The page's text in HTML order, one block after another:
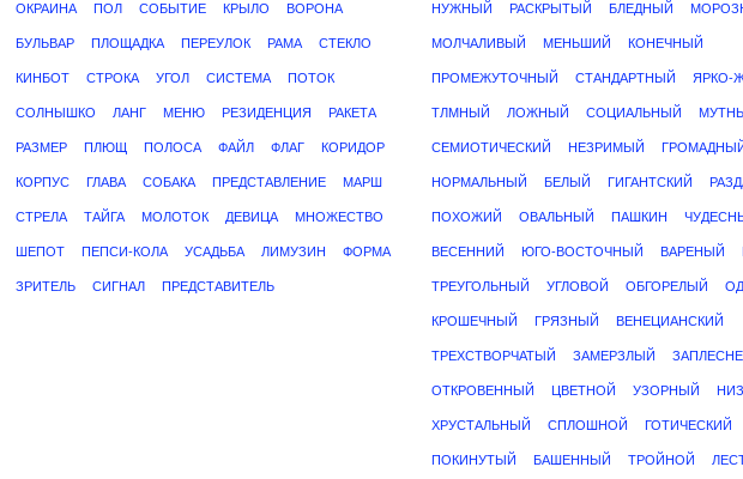
ОКРАИНА ПОЛ СОБЫТИЕ КРЫЛО ВОРОНА
БУЛЬВАР ПЛОЩАДКА ПЕРЕУЛОК РАМА СТЕКЛО
КИНБОТ СТРОКА УГОЛ СИСТЕМА ПОТОК
СОЛНЫШКО ЛАНГ МЕНЮ РЕЗИДЕНЦИЯ РАКЕТА
РАЗМЕР ПЛЮЩ ПОЛОСА ФАЙЛ ФЛАГ КОРИДОР
КОРПУС ГЛАВА СОБАКА ПРЕДСТАВЛЕНИЕ МАРШ
СТРЕЛА ТАЙГА МОЛОТОК ДЕВИЦА МНОЖЕСТВО
ШЕПОТ ПЕПСИ-КОЛА УСАДЬБА ЛИМУЗИН ФОРМА
ЗРИТЕЛЬ СИГНАЛ ПРЕДСТАВИТЕЛЬ
НУЖНЫЙ РАСКРЫТЫЙ БЛЕДНЫЙ
МОЛЧАЛИВЫЙ МЕНЬШИЙ КОНЕЧНЫЙ
ПРОМЕЖУТОЧНЫЙ СТАНДАРТНЫЙ ЯРКО-
ТЛМНЫЙ ЛОЖНЫЙ СОЦИАЛЬНЫЙ
СЕМИОТИЧЕСКИЙ НЕЗРИМЫЙ
НОРМАЛЬНЫЙ БЕЛЫЙ ГИГАНТСКИЙ
ПОХОЖИЙ ОВАЛЬНЫЙ ПАШКИН
ВЕСЕННИЙ ЮГО-ВОСТОЧНЫЙ ВАРЕНЫЙ
ТРЕУГОЛЬНЫЙ УГЛОВОЙ ОБГОРЕЛЫЙ
КРОШЕЧНЫЙ ГРЯЗНЫЙ ВЕНЕЦИАНСКИЙ
ТРЕХСТВОРЧАТЫЙ ЗАМЕРЗЛЫЙ
ОТКРОВЕННЫЙ ЦВЕТНОЙ УЗОРНЫЙ
ХРУСТАЛЬНЫЙ СПЛОШНОЙ ГОТИЧЕСКИЙ
ПОКИНУТЫЙ БАШЕННЫЙ ТРОЙНОЙ